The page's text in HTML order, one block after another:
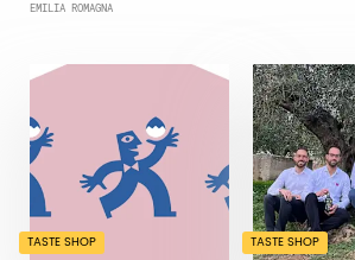
EMILIA ROMAGNA
TASTE SHOP TASTE SHOP